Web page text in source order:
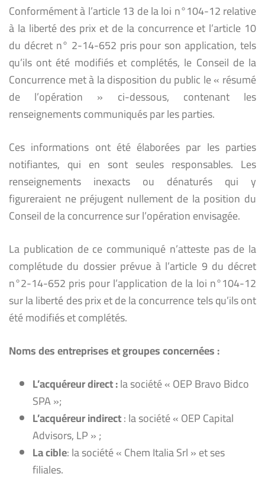
Conformément à l’article 13 de la loi n°104-12 relative
à la liberté des prix et de la concurrence et l’article 10
du décret n° 2-14-652 pris pour son application, tels
qu’ils ont été modifiés et complétés, le Conseil de la
Concurrence met à la disposition du public le « résumé
de l’opération » ci-dessous, contenant les
renseignements communiqués par les parties.
Ces informations ont été élaborées par les parties
notifiantes, qui en sont seules responsables. Les
renseignements inexacts ou dénaturés qui y
figureraient ne préjugent nullement de la position du
Conseil de la concurrence sur l’opération envisagée.
La publication de ce communiqué n’atteste pas de la
complétude du dossier prévue à l’article 9 du décret
n°2-14-652 pris pour l’application de la loi n°104-12
sur la liberté des prix et de la concurrence tels qu’ils ont
été modifiés et complétés.
Noms des entreprises et groupes concernées :
L’acquéreur direct :la société « OEP Bravo Bidco
SPA »;
L’acquéreur indirect: la société « OEP Capital
Advisors, LP » ;
La cible: la société « Chem Italia Srl » et ses
filiales.